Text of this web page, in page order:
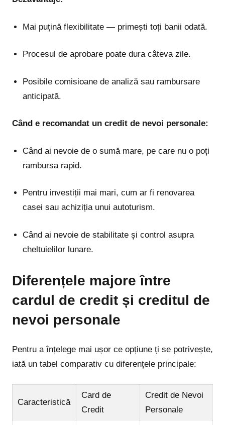
Mai puțină flexibilitate — primești toți banii odată.
Procesul de aprobare poate dura câteva zile.
Posibile comisioane de analiză sau rambursare
anticipată.
Când e recomandat un credit de nevoi personale:
Când ai nevoie de o sumă mare, pe care nu o poți
rambursa rapid.
Pentru investiții mai mari, cum ar fi renovarea
casei sau achiziția unui autoturism.
Când ai nevoie de stabilitate și control asupra
cheltuielilor lunare.
Diferențele majore între
cardul de credit și creditul de
nevoi personale
Pentru a înțelege mai ușor ce opțiune ți se potrivește,
iată un tabel comparativ cu diferențele principale:
Caracteristică
Card de
Credit
Credit de Nevoi
Personale